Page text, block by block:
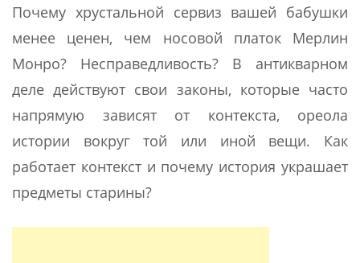
Почему хрустальной сервиз вашей бабушки
менее ценен, чем носовой платок Мерлин
Монро? Несправедливость? В антикварном
деле действуют свои законы, которые часто
напрямую зависят от контекста, ореола
истории вокруг той или иной вещи. Как
работает контекст и почему история украшает
предметы старины?